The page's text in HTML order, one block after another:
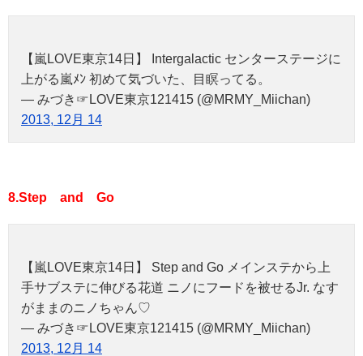
【嵐LOVE東京14日】 Intergalactic センターステージに
上がる嵐ﾒﾝ 初めて気づいた、目瞑ってる。
— みづき☞LOVE東京121415 (@MRMY_Miichan)
2013, 12月 14
8.Step and Go
【嵐LOVE東京14日】 Step and Go メインステから上
手サブステに伸びる花道 ニノにフードを被せるJr. なす
がままのニノちゃん♡
— みづき☞LOVE東京121415 (@MRMY_Miichan)
2013, 12月 14